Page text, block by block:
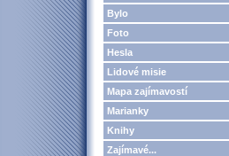
Bylo
Foto
Hesla
Lidové misie
Mapa zajímavostí
Marianky
Knihy
Zajímavé...